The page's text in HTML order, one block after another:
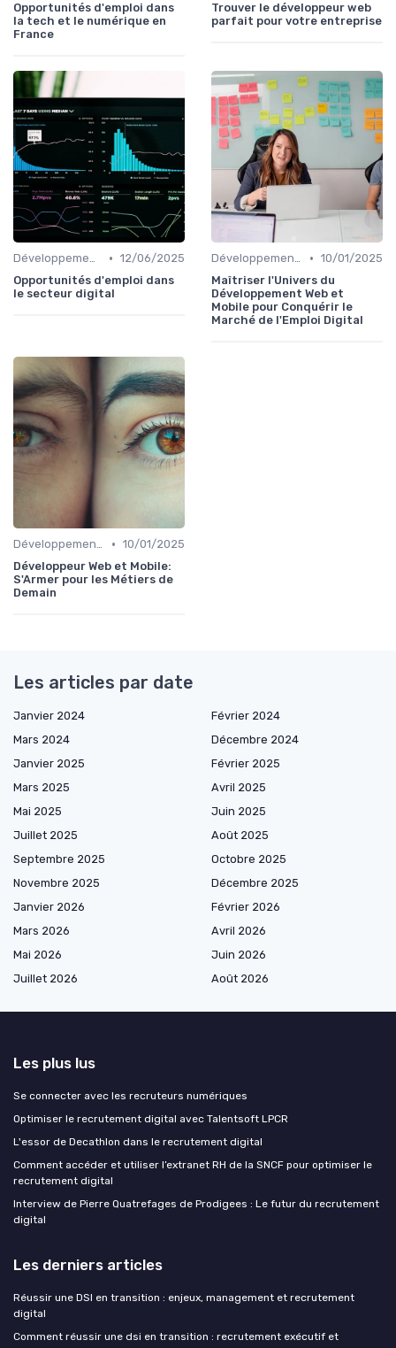
Opportunités d'emploi dans
la tech et le numérique en
France
Trouver le développeur web
parfait pour votre entreprise
Développement Web et Mobile • 12/06/2025
Opportunités d'emploi dans
le secteur digital
Développement Web et Mobile • 10/01/2025
Maîtriser l'Univers du
Développement Web et
Mobile pour Conquérir le
Marché de l'Emploi Digital
Développement Web et Mobile • 10/01/2025
Développeur Web et Mobile:
S'Armer pour les Métiers de
Demain
Les articles par date
Janvier 2024
Février 2024
Mars 2024
Décembre 2024
Janvier 2025
Février 2025
Mars 2025
Avril 2025
Mai 2025
Juin 2025
Juillet 2025
Août 2025
Septembre 2025
Octobre 2025
Novembre 2025
Décembre 2025
Janvier 2026
Février 2026
Mars 2026
Avril 2026
Mai 2026
Juin 2026
Juillet 2026
Août 2026
Les plus lus
Se connecter avec les recruteurs numériques
Optimiser le recrutement digital avec Talentsoft LPCR
L'essor de Decathlon dans le recrutement digital
Comment accéder et utiliser l’extranet RH de la SNCF pour optimiser le
recrutement digital
Interview de Pierre Quatrefages de Prodigees : Le futur du recrutement
digital
Les derniers articles
Réussir une DSI en transition : enjeux, management et recrutement
digital
Comment réussir une dsi en transition : recrutement exécutif et